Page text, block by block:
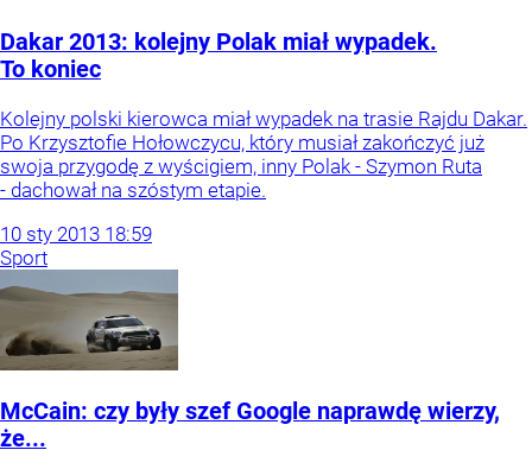
Dakar 2013: kolejny Polak miał wypadek.
To koniec
Kolejny polski kierowca miał wypadek na trasie Rajdu Dakar.
Po Krzysztofie Hołowczycu, który musiał zakończyć już
swoja przygodę z wyścigiem, inny Polak - Szymon Ruta
- dachował na szóstym etapie.
10 sty 2013 18:59
Sport
McCain: czy były szef Google naprawdę wierzy,
że...